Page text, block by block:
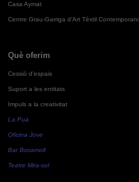
Casa Aymat
Centre Grau-Garriga d'Art Tèxtil Contemporani
Què oferim
Cessió d'espais
Suport a les entitats
Impuls a la creativitat
La Pua
Oficina Jove
Bar Bocamoll
Teatre Mira-sol